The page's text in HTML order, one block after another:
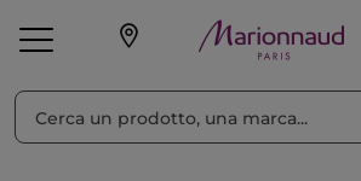
Ordina per